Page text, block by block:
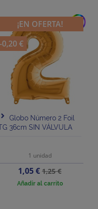
add
Globo Número 2 Foil
36cm SIN VÁLVULA
1 unidad
Precio
1,05 €Precio
base
1,25 €
Añadir al carrito
¡EN OFERTA!
-0,20 €